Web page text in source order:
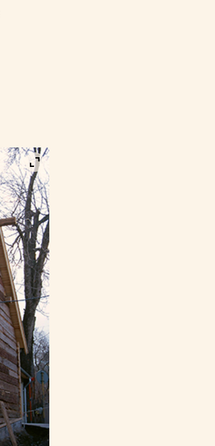
Visa bild i fullskärm